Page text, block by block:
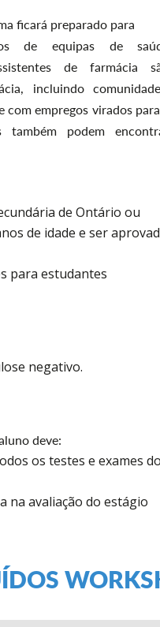
ficará preparado para
de equipas de
de farmácia
incluindo
empregos virados
também podem
de Ontário ou
de idade e ser
para estudantes
negativo.
deve:
os testes e exames do
na avaliação do estágio